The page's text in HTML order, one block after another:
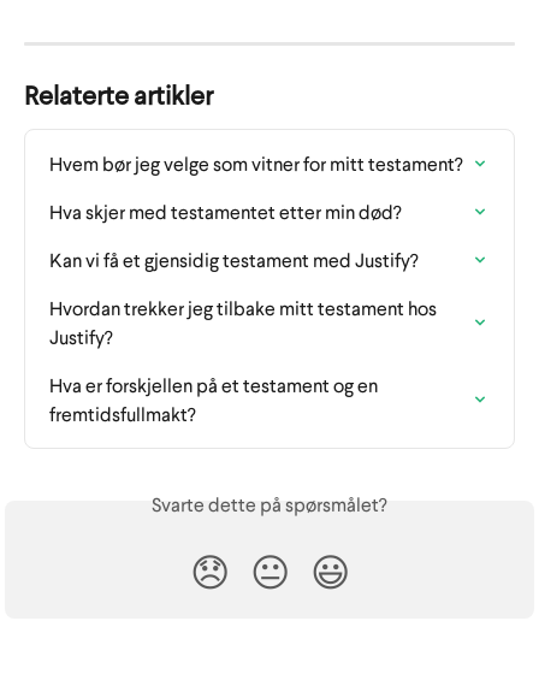
Relaterte artikler
Hvem bør jeg velge som vitner for mitt testament?
Hva skjer med testamentet etter min død?
Kan vi få et gjensidig testament med Justify?
Hvordan trekker jeg tilbake mitt testament hos
Justify?
Hva er forskjellen på et testament og en
fremtidsfullmakt?
Svarte dette på spørsmålet?
😞 😐 😃